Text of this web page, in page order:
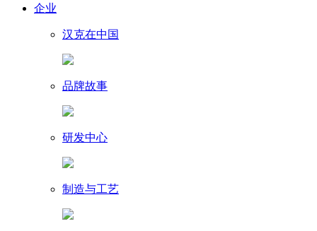
企业
汉克在中国
品牌故事
研发中心
制造与工艺